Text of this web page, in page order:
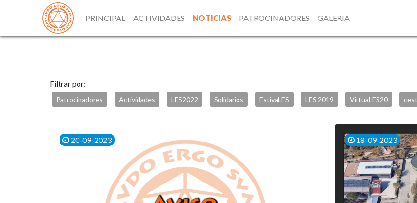
PRINCIPAL ACTIVIDADES NOTICIAS PATROCINADORES GALERIA
Filtrar por:
Patrocinadores Actividades LES2022 Solidarios EstivaLES LES 2019 VirtuaLES20
20-09-2023 18-09-2023